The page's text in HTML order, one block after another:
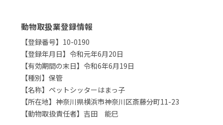
動物取扱業登録情報
【登録番号】10-0190
【登録年月日】令和元年6月20日
【有効期間の末日】令和6年6月19日
【種別】保管
【名称】ペットシッターはまっ子
【所在地】神奈川県横浜市神奈川区斎藤分町11-23
【動物取扱責任者】吉田 能巳